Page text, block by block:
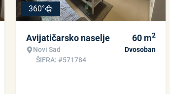
360°
Avijatičarsko naselje
Novi Sad
ŠIFRA: #571784
60 m2
Dvosoban